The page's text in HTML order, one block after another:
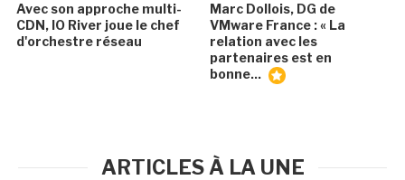
Avec son approche multi-
CDN, IO River joue le chef
d'orchestre réseau
Marc Dollois, DG de
VMware France : « La
relation avec les
partenaires est en
bonne...
ARTICLES À LA UNE